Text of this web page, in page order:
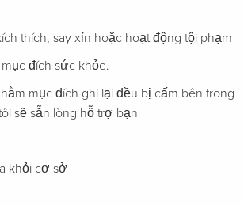
thích, say xỉn hoặc hoạt động tội phạm
đích sức khỏe.
mục đích ghi lại đều bị cấm bên trong
sẽ sẵn lòng hỗ trợ bạn
khỏi cơ sở